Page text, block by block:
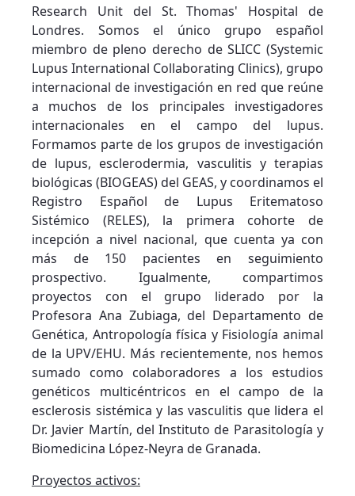
Research Unit del St. Thomas' Hospital de
Londres. Somos el único grupo español
miembro de pleno derecho de SLICC (Systemic
Lupus International Collaborating Clinics), grupo
internacional de investigación en red que reúne
a muchos de los principales investigadores
internacionales en el campo del lupus.
Formamos parte de los grupos de investigación
de lupus, esclerodermia, vasculitis y terapias
biológicas (BIOGEAS) del GEAS, y coordinamos el
Registro Español de Lupus Eritematoso
Sistémico (RELES), la primera cohorte de
incepción a nivel nacional, que cuenta ya con
más de 150 pacientes en seguimiento
prospectivo. Igualmente, compartimos
proyectos con el grupo liderado por la
Profesora Ana Zubiaga, del Departamento de
Genética, Antropología física y Fisiología animal
de la UPV/EHU. Más recientemente, nos hemos
sumado como colaboradores a los estudios
genéticos multicéntricos en el campo de la
esclerosis sistémica y las vasculitis que lidera el
Dr. Javier Martín, del Instituto de Parasitología y
Biomedicina López-Neyra de Granada.
Proyectos activos: